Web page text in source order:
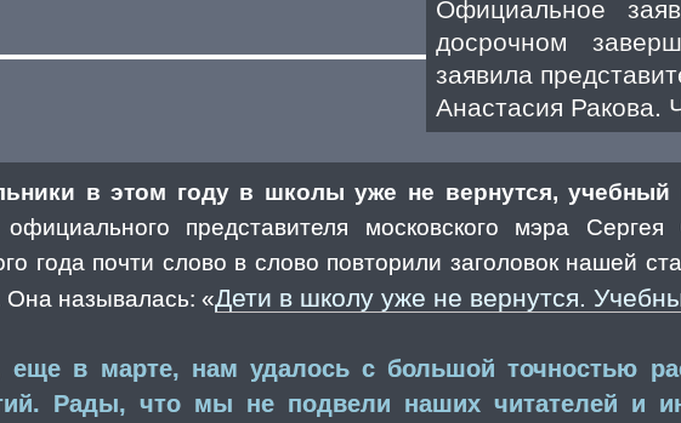
Официальное
досрочном
заявила
Анастасия
в этом году в школы уже не вернутся, учебный
представителя московского мэра
года почти слово в слово повторили заголовок нашей
Она называлась: «Дети в школу уже не вернутся.
еще в марте, нам удалось с большой точностью
Рады, что мы не подвели наших читателей и